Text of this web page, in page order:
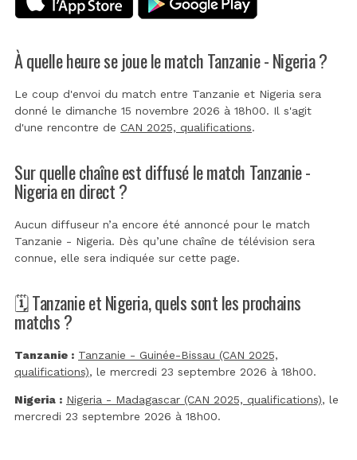
À quelle heure se joue le match Tanzanie - Nigeria ?
Le coup d'envoi du match entre Tanzanie et Nigeria sera
donné le dimanche 15 novembre 2026 à 18h00. Il s'agit
d'une rencontre de CAN 2025, qualifications.
Sur quelle chaîne est diffusé le match Tanzanie -
Nigeria en direct ?
Aucun diffuseur n’a encore été annoncé pour le match
Tanzanie - Nigeria. Dès qu’une chaîne de télévision sera
connue, elle sera indiquée sur cette page.
🗓️ Tanzanie et Nigeria, quels sont les prochains
matchs ?
Tanzanie : Tanzanie - Guinée-Bissau (CAN 2025,
qualifications), le mercredi 23 septembre 2026 à 18h00.
Nigeria : Nigeria - Madagascar (CAN 2025, qualifications), le
mercredi 23 septembre 2026 à 18h00.